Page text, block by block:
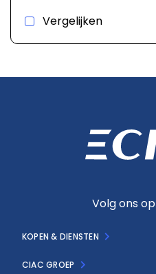
Vergelijken
Volg ons op
KOPEN & DIENSTEN
CIAC GROEP